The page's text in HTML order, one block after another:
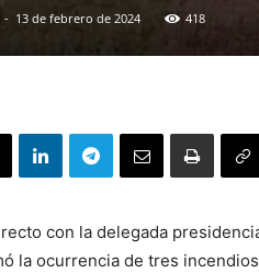
- 13 de febrero de 2024 418
con la delegada
la ocurrencia de tres